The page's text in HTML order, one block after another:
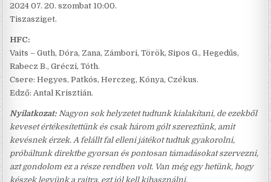
2024 07. 20. szombat 10:00.
Tiszasziget.
HFC:
Vaits – Guth, Dóra, Zana, Zámbori, Török, Sipos G., Hegedűs,
Rabecz B., Gréczi, Tóth.
Csere: Hegyes, Patkós, Herczeg, Kónya, Czékus.
Edző: Antal Krisztián.
Nyilatkozat: Nagyon sok helyzetet tudtunk kialakítani, de ezekből
keveset értékesítettünk és csak három gólt szereztünk, amit
kevésnek érzek. A felállt fal elleni játékot tudtuk gyakorolni,
próbáltunk direktbe gyorsan és pontosan támadásokat szervezni,
azt gondolom ez a része rendben volt. Van még egy hetünk, hogy
készek legyünk a rajtra, ezt jól kell kihasználni.